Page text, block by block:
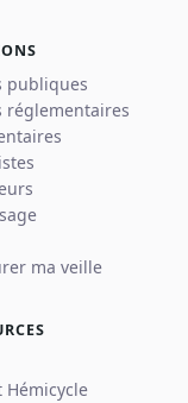
publiques
réglementaires
ma veille
Hémicycle